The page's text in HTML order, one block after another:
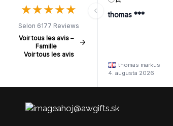
★★★★★
★★★★★
Selon 6177 Reviews
Voir tous les avis –
Famille
Voir tous les avis
thomas ***
thomas markus
4. augusta 2026
ahoj@awgifts.sk